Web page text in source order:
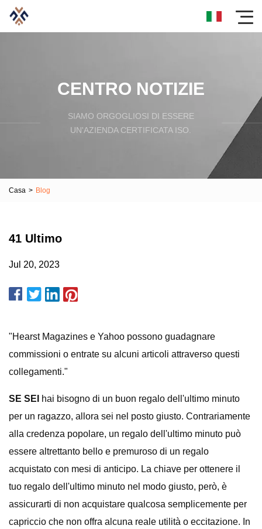
CENTRO NOTIZIE
SIAMO ORGOGLIOSI DI ESSERE
UN'AZIENDA CERTIFICATA ISO.
Casa > Blog
41 Ultimo
Jul 20, 2023
"Hearst Magazines e Yahoo possono guadagnare
commissioni o entrate su alcuni articoli attraverso questi
collegamenti."
SE SEI
hai bisogno di un buon regalo dell'ultimo minuto
per un ragazzo, allora sei nel posto giusto. Contrariamente
alla credenza popolare, un regalo dell'ultimo minuto può
essere altrettanto bello e premuroso di un regalo
acquistato con mesi di anticipo. La chiave per ottenere il
tuo regalo dell'ultimo minuto nel modo giusto, però, è
assicurarti di non acquistare qualcosa semplicemente per
capriccio che non offra alcuna reale utilità o eccitazione. In